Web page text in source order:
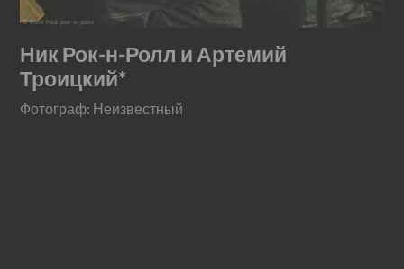
Ник Рок-н-Ролл и Артемий
Троицкий*
Фотограф: Неизвестный